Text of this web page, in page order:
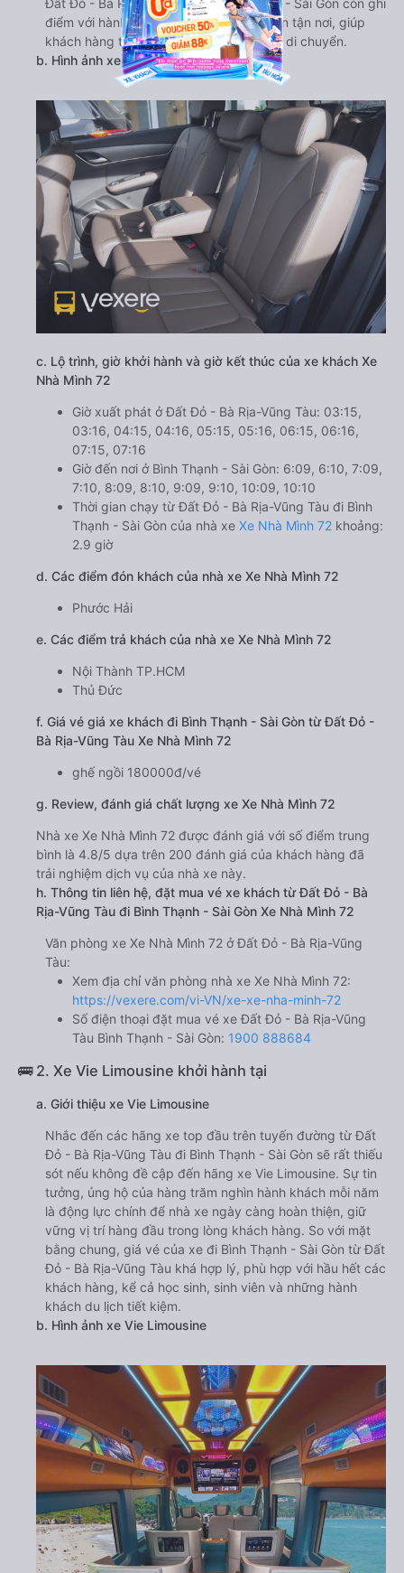
Đất Đỏ - Bà Rịa-Vũng Tàu từ Bình Thạnh - Sài Gòn còn ghi
điểm với hành khách bởi dịch vụ đưa đón tận nơi, giúp
khách hàng tiết kiệm được tối đa chi phí di chuyển.
b. Hình ảnh xe Xe Nhà Mình 72
c. Lộ trình, giờ khởi hành và giờ kết thúc của xe khách Xe
Nhà Mình 72
Giờ xuất phát ở Đất Đỏ - Bà Rịa-Vũng Tàu: 03:15,
03:16, 04:15, 04:16, 05:15, 05:16, 06:15, 06:16,
07:15, 07:16
Giờ đến nơi ở Bình Thạnh - Sài Gòn: 6:09, 6:10, 7:09,
7:10, 8:09, 8:10, 9:09, 9:10, 10:09, 10:10
Thời gian chạy từ Đất Đỏ - Bà Rịa-Vũng Tàu đi Bình
Thạnh - Sài Gòn của nhà xe Xe Nhà Mình 72 khoảng:
2.9 giờ
d. Các điểm đón khách của nhà xe Xe Nhà Mình 72
Phước Hải
e. Các điểm trả khách của nhà xe Xe Nhà Mình 72
Nội Thành TP.HCM
Thủ Đức
f. Giá vé giá xe khách đi Bình Thạnh - Sài Gòn từ Đất Đỏ -
Bà Rịa-Vũng Tàu Xe Nhà Mình 72
ghế ngồi 180000đ/vé
g. Review, đánh giá chất lượng xe Xe Nhà Mình 72
Nhà xe Xe Nhà Mình 72 được đánh giá với số điểm trung
bình là 4.8/5 dựa trên 200 đánh giá của khách hàng đã
trải nghiệm dịch vụ của nhà xe này.
h. Thông tin liên hệ, đặt mua vé xe khách từ Đất Đỏ - Bà
Rịa-Vũng Tàu đi Bình Thạnh - Sài Gòn Xe Nhà Mình 72
Văn phòng xe Xe Nhà Mình 72 ở Đất Đỏ - Bà Rịa-Vũng
Tàu:
Xem địa chỉ văn phòng nhà xe Xe Nhà Mình 72:
https://vexere.com/vi-VN/xe-xe-nha-minh-72
Số điện thoại đặt mua vé xe Đất Đỏ - Bà Rịa-Vũng
Tàu Bình Thạnh - Sài Gòn: 1900 888684
🚌 2. Xe Vie Limousine khởi hành tại
a. Giới thiệu xe Vie Limousine
Nhắc đến các hãng xe top đầu trên tuyến đường từ Đất
Đỏ - Bà Rịa-Vũng Tàu đi Bình Thạnh - Sài Gòn sẽ rất thiếu
sót nếu không đề cập đến hãng xe Vie Limousine. Sự tin
tưởng, ủng hộ của hàng trăm nghìn hành khách mỗi năm
là động lực chính để nhà xe ngày càng hoàn thiện, giữ
vững vị trí hàng đầu trong lòng khách hàng. So với mặt
bằng chung, giá vé của xe đi Bình Thạnh - Sài Gòn từ Đất
Đỏ - Bà Rịa-Vũng Tàu khá hợp lý, phù hợp với hầu hết các
khách hàng, kể cả học sinh, sinh viên và những hành
khách du lịch tiết kiệm.
b. Hình ảnh xe Vie Limousine